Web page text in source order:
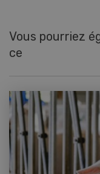
Vous pourriez
ce